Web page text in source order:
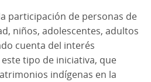
participación de personas de
niños, adolescentes, adultos
cuenta del interés
tipo de iniciativa, que
indígenas en la